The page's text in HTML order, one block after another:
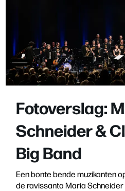
Fotoverslag:
Schneider &
Big Band
Een bonte bende muzikanten
de ravissanta Maria